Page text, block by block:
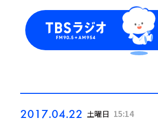
2017.04.22 土曜日 15:14